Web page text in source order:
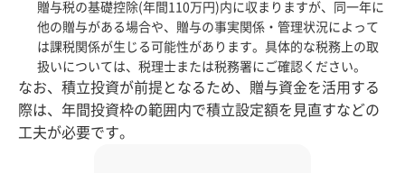
贈与税の基礎控除(年間110万円)内に収まりますが、同一年に
他の贈与がある場合や、贈与の事実関係・管理状況によって
は課税関係が生じる可能性があります。具体的な税務上の取
扱いについては、税理士または税務署にご確認ください。
なお、積立投資が前提となるため、贈与資金を活用する
際は、年間投資枠の範囲内で積立設定額を見直すなどの
工夫が必要です。